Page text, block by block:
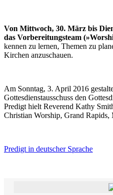
Von Mittwoch, 30. März bis
das Vorbereitungsteam
kennen zu lernen, Themen zu
Kirchen anzuschauen.
Am Sonntag, 3. April 2016
Gottesdienstausschuss den
Predigt hielt Reverend Kathy
Christian Worship, Grand
Predigt in deutscher Sprache